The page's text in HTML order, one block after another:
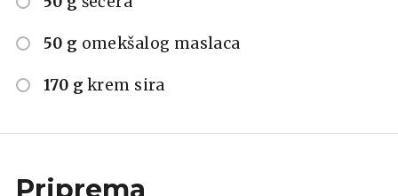
50 g omekšalog maslaca
170 g krem sira
Priprema